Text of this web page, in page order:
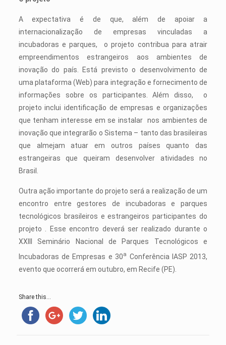
A expectativa é de que, além de apoiar a
internacionalização de empresas vinculadas a
incubadoras e parques, o projeto contribua para atrair
empreendimentos estrangeiros aos ambientes de
inovação do país. Está previsto o desenvolvimento de
uma plataforma (Web) para integração e fornecimento de
informações sobre os participantes. Além disso, o
projeto inclui identificação de empresas e organizações
que tenham interesse em se instalar nos ambientes de
inovação que integrarão o Sistema – tanto das brasileiras
que almejam atuar em outros países quanto das
estrangeiras que queiram desenvolver atividades no
Brasil.
Outra ação importante do projeto será a realização de um
encontro entre gestores de incubadoras e parques
tecnológicos brasileiros e estrangeiros participantes do
projeto . Esse encontro deverá ser realizado durante o
XXIII Seminário Nacional de Parques Tecnológicos e
Incubadoras de Empresas e 30a Conferência IASP 2013,
evento que ocorrerá em outubro, em Recife (PE).
Share this...